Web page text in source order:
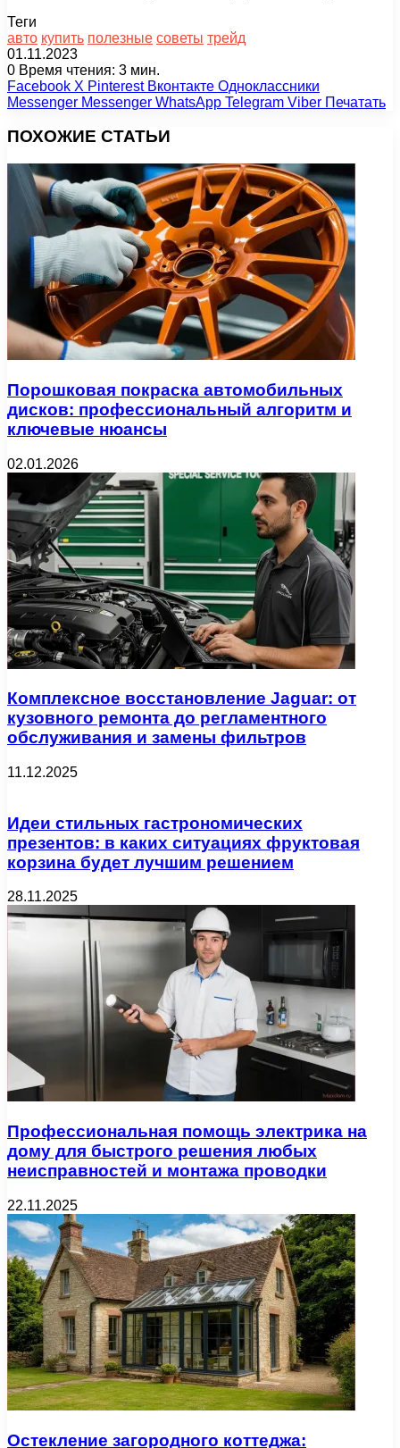
Теги
авто купить полезные советы трейд
01.11.2023
0 Время чтения: 3 мин.
Facebook X Pinterest Вконтакте Одноклассники
Messenger Messenger WhatsApp Telegram Viber Печатать
ПОХОЖИЕ СТАТЬИ
Порошковая покраска автомобильных
дисков: профессиональный алгоритм и
ключевые нюансы
02.01.2026
Комплексное восстановление Jaguar: от
кузовного ремонта до регламентного
обслуживания и замены фильтров
11.12.2025
Идеи стильных гастрономических
презентов: в каких ситуациях фруктовая
корзина будет лучшим решением
28.11.2025
Профессиональная помощь электрика на
дому для быстрого решения любых
неисправностей и монтажа проводки
22.11.2025
Остекление загородного коттеджа: